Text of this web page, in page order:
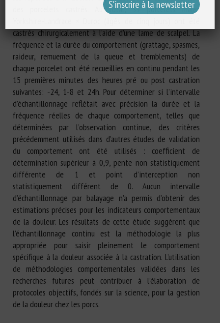
des porcelets castrés. Au total, 39 porcelets mâles
castrés chirurgicalement à l’aide d’une lame de scalpel. La
fréquence et la durée du comportement (grattage, spasmes,
raideur, remuement de la queue et tremblements) de
chaque porcelet ont été recueillies en continu pendant les
15 premières minutes des heures pré ou post castration
suivantes: -24, 1-8 et 24h. Pour déterminer si l’intervalle
d’échantillonnage reflétait avec précision la durée et la
fréquence réelles de chaque comportement, telles que
déterminées par l’observation continue, des critères
précédemment utilisés dans d’autres études de validation
du comportement ont été utilisés : coefficient de
détermination supérieur à 0,9, pente non statistiquement
différente de 1 et point d’interception non
statistiquement différent de 0. Aucun intervalle
d’échantillonnage par balayage n’a permis d’obtenir des
estimations précises pour les indicateurs comportementaux
de la douleur. Les résultats de cette étude suggèrent que
l’échantillonnage continu est la méthodologie la plus
appropriée pour saisir pleinement le comportement
spécifique à la douleur associée à la castration. L’utilisation
de méthodologies comportementales validées dans les
recherches futures peut contribuer à l’élaboration de
protocoles objectifs, fondés sur la science, pour la gestion
de la douleur chez les porcs.